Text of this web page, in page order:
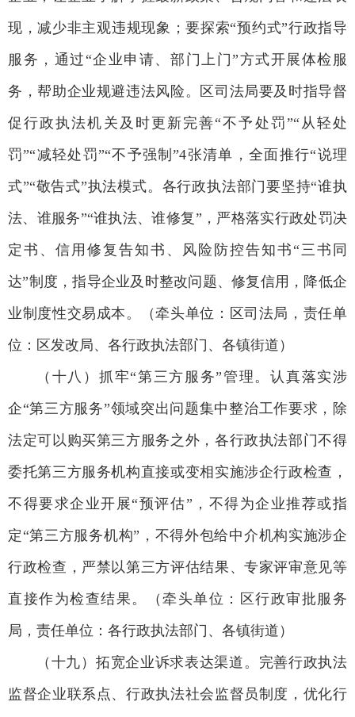
现，减少非主观违规现象；要探索“预约式”行政指导
服务，通过“企业申请、部门上门”方式开展体检服
务，帮助企业规避违法风险。区司法局要及时指导督
促行政执法机关及时更新完善“不予处罚”“从轻处
罚”“减轻处罚”“不予强制”4张清单，全面推行“说理
式”“敬告式”执法模式。各行政执法部门要坚持“谁执
法、谁服务”“谁执法、谁修复”，严格落实行政处罚决
定书、信用修复告知书、风险防控告知书“三书同
达”制度，指导企业及时整改问题、修复信用，降低企
业制度性交易成本。（牵头单位：区司法局，责任单
位：区发改局、各行政执法部门、各镇街道）
（十八）抓牢“第三方服务”管理。认真落实涉
企“第三方服务”领域突出问题集中整治工作要求，除
法定可以购买第三方服务之外，各行政执法部门不得
委托第三方服务机构直接或变相实施涉企行政检查，
不得要求企业开展“预评估”，不得为企业推荐或指
定“第三方服务机构”，不得外包给中介机构实施涉企
行政检查，严禁以第三方评估结果、专家评审意见等
直接作为检查结果。（牵头单位：区行政审批服务
局，责任单位：各行政执法部门、各镇街道）
（十九）拓宽企业诉求表达渠道。完善行政执法
监督企业联系点、行政执法社会监督员制度，优化行